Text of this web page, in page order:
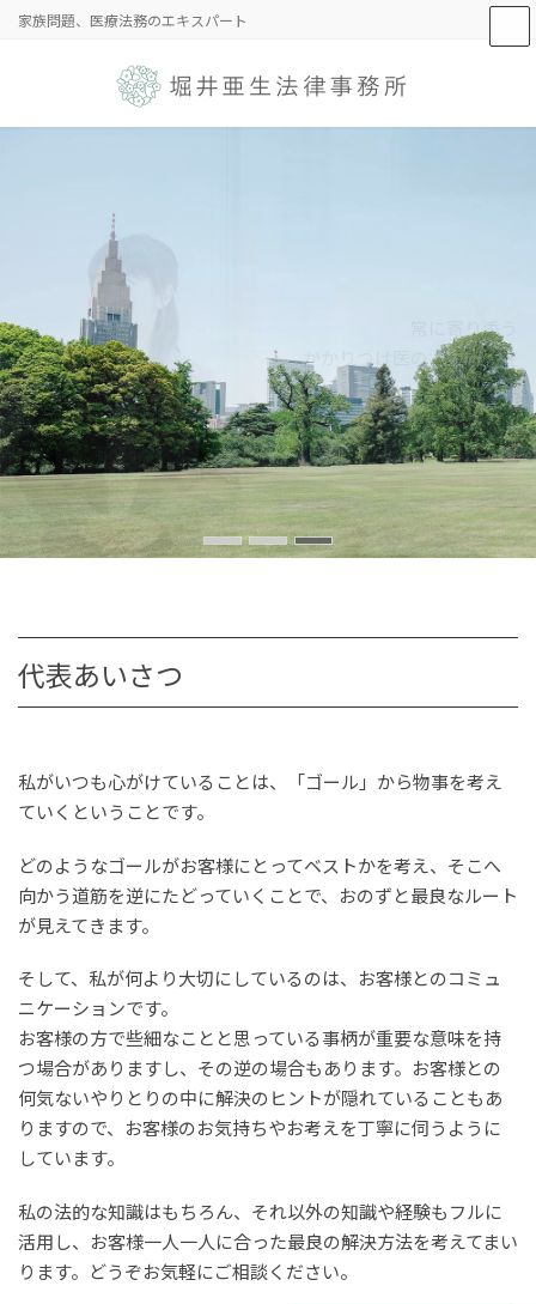
家族問題、医療法務のエキスパート
法律を味方にした
シンプルかつ核心を突く戦略
常に寄り添う
かかりつけ医のような存在
代表あいさつ
私がいつも心がけていることは、「ゴール」から物事を考え
ていくということです。
どのようなゴールがお客様にとってベストかを考え、そこへ
向かう道筋を逆にたどっていくことで、おのずと最良なルート
が見えてきます。
そして、私が何より大切にしているのは、お客様とのコミュ
ニケーションです。
お客様の方で些細なことと思っている事柄が重要な意味を持
つ場合がありますし、その逆の場合もあります。お客様との
何気ないやりとりの中に解決のヒントが隠れていることもあ
りますので、お客様のお気持ちやお考えを丁寧に伺うように
しています。
私の法的な知識はもちろん、それ以外の知識や経験もフルに
活用し、お客様一人一人に合った最良の解決方法を考えてまい
ります。どうぞお気軽にご相談ください。